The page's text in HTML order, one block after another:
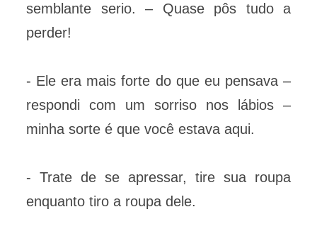
semblante serio. – Quase pôs tudo a
perder!
- Ele era mais forte do que eu pensava –
respondi com um sorriso nos lábios –
minha sorte é que você estava aqui.
- Trate de se apressar, tire sua roupa
enquanto tiro a roupa dele.